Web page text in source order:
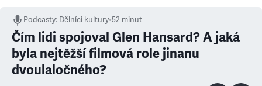
Podcasty: Dělníci kultury•52 minut
Čím lidi spojoval Glen Hansard? A jaká
byla nejtěžší filmová role jinanu
dvoulaločného?